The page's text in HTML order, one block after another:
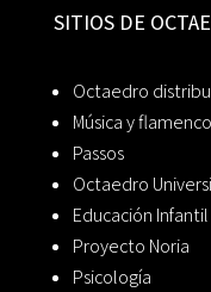
SITIOS DE
Octaedro
Música y flamenco
Passos
Octaedro
Educación Infantil
Proyecto Noria
Psicología